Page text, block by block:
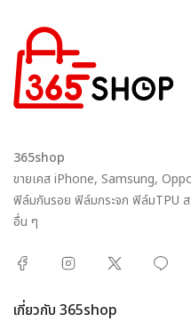
365shop
ขายเคส iPhone, Samsung,
ฟิล์มกันรอย ฟิล์มกระจก ฟิล์มTPU
อื่น ๆ
เกี่ยวกับ 365shop